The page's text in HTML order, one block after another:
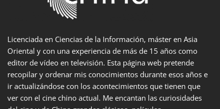
Licenciada en Ciencias de la Información, máster en Asia
Oriental y con una experiencia de más de 15 años como
editor de vídeo en televisión. Esta página web pretende
recopilar y ordenar mis conocimientos durante esos años e
ir actualizándose con los acontecimientos que tienen que
ver con el cine chino actual. Me encantan las curiosidades